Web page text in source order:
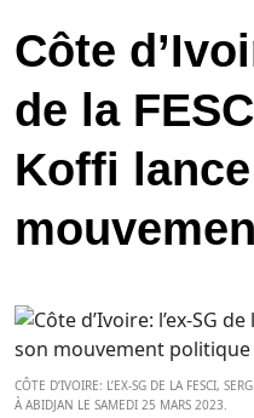
Côte
de la
Koffi
CÔTE D’IVOIRE: L’EX-SG DE LA FESCI,
À ABIDJAN LE SAMEDI 25 MARS 2023.